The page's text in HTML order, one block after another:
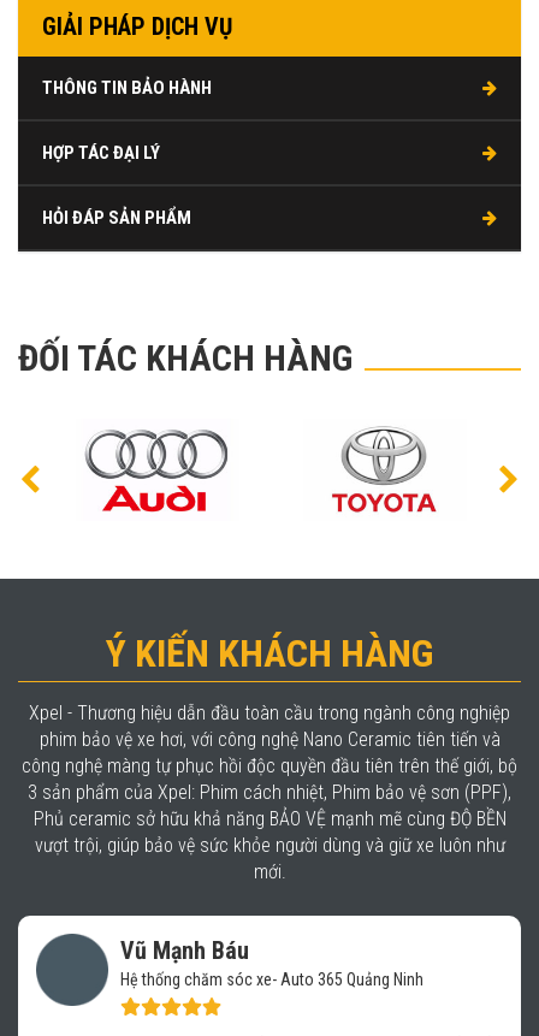
GIẢI PHÁP DỊCH VỤ
THÔNG TIN BẢO HÀNH
HỢP TÁC ĐẠI LÝ
HỎI ĐÁP SẢN PHẨM
ĐỐI TÁC KHÁCH HÀNG
Ý KIẾN KHÁCH HÀNG
Xpel - Thương hiệu dẫn đầu toàn cầu trong ngành công nghiệp
phim bảo vệ xe hơi, với công nghệ Nano Ceramic tiên tiến và
công nghệ màng tự phục hồi độc quyền đầu tiên trên thế giới, bộ
3 sản phẩm của Xpel: Phim cách nhiệt, Phim bảo vệ sơn (PPF),
Phủ ceramic sở hữu khả năng BẢO VỆ mạnh mẽ cùng ĐỘ BỀN
vượt trội, giúp bảo vệ sức khỏe người dùng và giữ xe luôn như
mới.
Vũ Mạnh Báu
Hệ thống chăm sóc xe- Auto 365 Quảng Ninh